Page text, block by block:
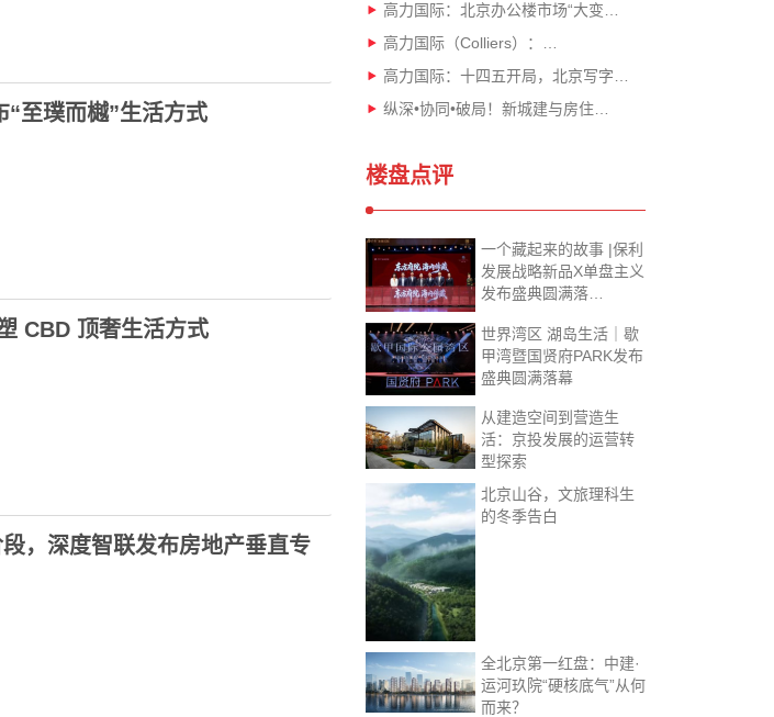
至璞而樾”生活方式
CBD 顶奢生活方式
，深度智联发布房地产垂直专
高力国际：北京办公楼市场“大变…
高力国际（Colliers）：…
高力国际：十四五开局，北京写字…
纵深•协同•破局！新城建与房住…
楼盘点评
一个藏起来的故事 |保利
发展战略新品X单盘主义
发布盛典圆满落…
世界湾区 湖岛生活｜歇
甲湾暨国贤府PARK发布
盛典圆满落幕
从建造空间到营造生
活：京投发展的运营转
型探索
北京山谷，文旅理科生
的冬季告白
全北京第一红盘：中建·
运河玖院“硬核底气”从何
而来？